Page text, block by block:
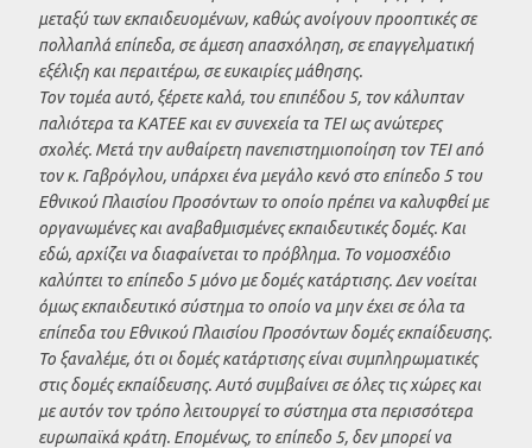
μεταξύ των εκπαιδευομένων, καθώς ανοίγουν προοπτικές σε
πολλαπλά επίπεδα, σε άμεση απασχόληση, σε επαγγελματική
εξέλιξη και περαιτέρω, σε ευκαιρίες μάθησης.
Τον τομέα αυτό, ξέρετε καλά, του επιπέδου 5, τον κάλυπταν
παλιότερα τα ΚΑΤΕΕ και εν συνεχεία τα ΤΕΙ ως ανώτερες
σχολές. Μετά την αυθαίρετη πανεπιστημιοποίηση τον ΤΕΙ από
τον κ. Γαβρόγλου, υπάρχει ένα μεγάλο κενό στο επίπεδο 5 του
Εθνικού Πλαισίου Προσόντων το οποίο πρέπει να καλυφθεί με
οργανωμένες και αναβαθμισμένες εκπαιδευτικές δομές. Και
εδώ, αρχίζει να διαφαίνεται το πρόβλημα. Το νομοσχέδιο
καλύπτει το επίπεδο 5 μόνο με δομές κατάρτισης. Δεν νοείται
όμως εκπαιδευτικό σύστημα το οποίο να μην έχει σε όλα τα
επίπεδα του Εθνικού Πλαισίου Προσόντων δομές εκπαίδευσης.
Το ξαναλέμε, ότι οι δομές κατάρτισης είναι συμπληρωματικές
στις δομές εκπαίδευσης. Αυτό συμβαίνει σε όλες τις χώρες και
με αυτόν τον τρόπο λειτουργεί το σύστημα στα περισσότερα
ευρωπαϊκά κράτη. Επομένως, το επίπεδο 5, δεν μπορεί να